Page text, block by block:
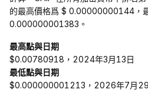
的最高價格爲 $ 0.00000000144，
0.000000001383。
最高點與日期
$0.00780918，2024年3月13日
最低點與日期
$0.000000001213，2026年7月